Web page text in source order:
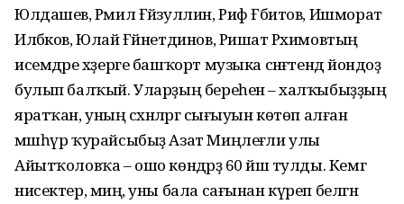
Юлдашев, Рәмил Ғәйзуллин, Риф Ғәбитов, Ишморат
Илбәков, Юлай Ғәйнетдинов, Ришат Рәхимовтың
исемдәре хәҙерге башҡорт музыка сәнғәтендә йондоҙ
булып балҡый. Уларҙың береһенә – халҡыбыҙҙың
яратҡан, уның сәхнәләргә сығыуын көтөп алған
мәшһүр ҡурайсыбыҙ Азат Миңлеғәли улы
Айытҡоловҡа – ошо көндәрҙә 60 йәш тулды. Кемгә
нисектер, миңә, уны бала сағынан күреп белгән